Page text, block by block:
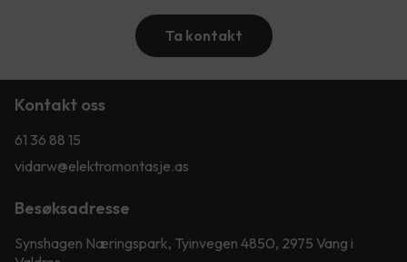
Ta kontakt
Kontakt oss
61 36 88 15
vidarw@elektromontasje.as
Besøksadresse
Synshagen Næringspark, Tyinvegen 4850, 2975 Vang i